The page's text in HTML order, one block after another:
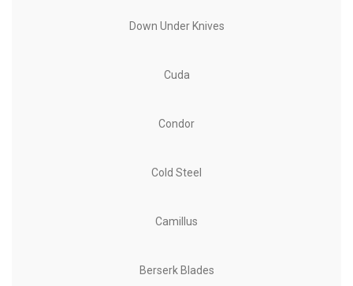
Down Under Knives
Cuda
Condor
Cold Steel
Camillus
Berserk Blades